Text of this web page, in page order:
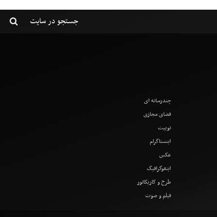
چندرسانه ای
فضای مجازی
توییت
اینستاگرام
عکس
اینفوگرافیگ
طرح و کاریکاتور
فیلم و صوت